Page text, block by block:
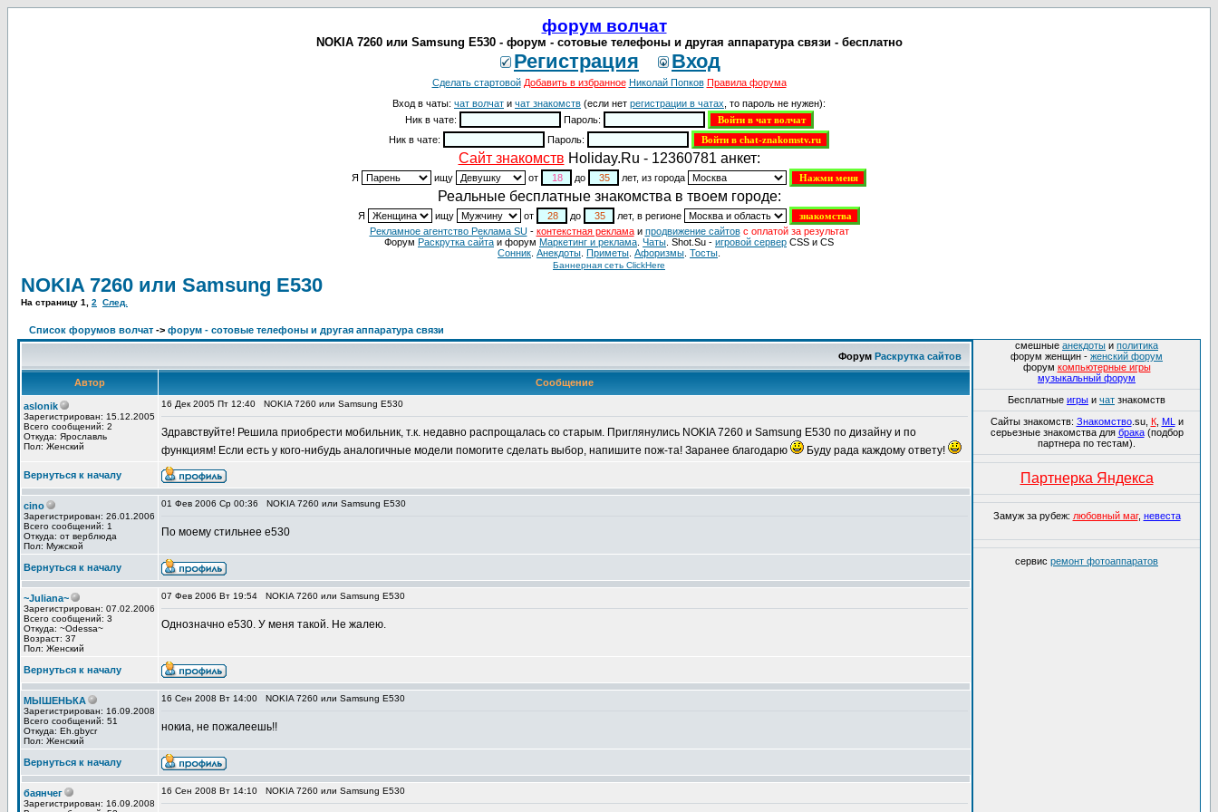
форум волчат
NOKIA 7260 или Samsung E530 - форум - сотовые телефоны и другая аппаратура связи - бесплатно
Регистрация Вход
Сделать стартовой Добавить в избранное Николай Попков Правила форума
Вход в чаты: чат волчат и чат знакомств (если нет регистрации в чатах , то пароль не нужен):
Ник в чате:
Пароль:
Ник в чате:
Пароль:
Cайт знакомств Holiday.Ru - 12360781 анкет:
Я ищу от до лет, из города
Реальные бесплатные знакомства в твоем городе:
Я ищу от до
лет, в регионе
Рекламное агентство Реклама SU- контекстная рекламаи продвижение сайтов с оплатой за результат
Форум Раскрутка сайта и форум Маркетинг и реклама Чаты . Shot.Su - игровой сервер CSS и CS
Сонник Анекдоты Приметы Aфоризмы Тосты
Баннерная сеть ClickHere
NOKIA 7260 или Samsung E530
На страницу 1 2 След.
Список форумов волчат -> форум - сотовые телефоны и другая аппаратура связи
Форум Раскрутка сайтов
Автор Сообщение
aslonik
Зарегистрирован: 15.12.2005
Всего сообщений: 2
Откуда: Ярославль
Пол: Женский
16 Дек 2005 Пт 12:40 NOKIA 7260 или Samsung E530
Здравствуйте! Решила приобрести мобильник, т.к. недавно распрощалась со старым. Приглянулись NOKIA 7260 и Samsung E530 по дизайну и по
функциям! Если есть у кого-нибудь аналогичные модели помогите сделать выбор, напишите пож-та! Заранее благодарю
Буду рада каждому ответу!
Вернуться к началу
cino
Зарегистрирован: 26.01.2006
Всего сообщений: 1
Откуда: от верблюда
Пол: Мужской
01 Фев 2006 Ср 00:36 NOKIA 7260 или Samsung E530
По моему стильнее e530
Вернуться к началу
~Juliana~
Зарегистрирован: 07.02.2006
Всего сообщений: 3
Откуда: ~Odessa~
Возраст: 37
Пол: Женский
07 Фев 2006 Вт 19:54 NOKIA 7260 или Samsung E530
Однозначно е530. У меня такой. Не жалею.
Вернуться к началу
МЫШЕНЬКА
Зарегистрирован: 16.09.2008
Всего сообщений: 51
Откуда: Eh.gbycr
Пол: Женский
16 Сен 2008 Вт 14:00 NOKIA 7260 или Samsung E530
нокиа, не пожалеешь!!
Вернуться к началу
баянчег
Зарегистрирован: 16.09.2008
16 Сен 2008 Вт 14:10 NOKIA 7260 или Samsung E530
смешные анекдоты и политика
форум женщин - женский форум
форум компьютерные игры
музыкальный форум
Бесплатные игры и чат знакомств
Сайты знакомств: Знакомство.su, К, ML и
серьезные знакомства для брака(подбор
партнера по тестам).
Партнерка Яндекса
Замуж за рубеж: любовный маг, невеста
сервис ремонт фотоаппаратов